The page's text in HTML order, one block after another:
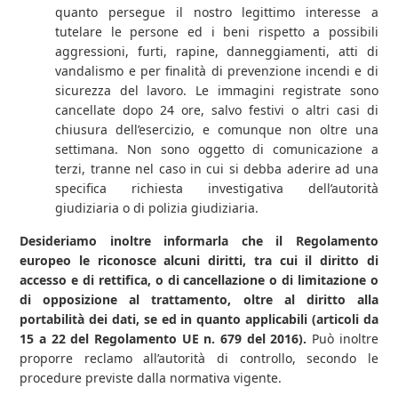
quanto persegue il nostro legittimo interesse a
tutelare le persone ed i beni rispetto a possibili
aggressioni, furti, rapine, danneggiamenti, atti di
vandalismo e per finalità di prevenzione incendi e di
sicurezza del lavoro. Le immagini registrate sono
cancellate dopo 24 ore, salvo festivi o altri casi di
chiusura dell’esercizio, e comunque non oltre una
settimana. Non sono oggetto di comunicazione a
terzi, tranne nel caso in cui si debba aderire ad una
specifica richiesta investigativa dell’autorità
giudiziaria o di polizia giudiziaria.
Desideriamo inoltre informarla che il Regolamento
europeo le riconosce alcuni diritti, tra cui il diritto di
accesso e di rettifica, o di cancellazione o di limitazione o
di opposizione al trattamento, oltre al diritto alla
portabilità dei dati, se ed in quanto applicabili (articoli da
15 a 22 del Regolamento UE n. 679 del 2016). Può inoltre
proporre reclamo all’autorità di controllo, secondo le
procedure previste dalla normativa vigente.